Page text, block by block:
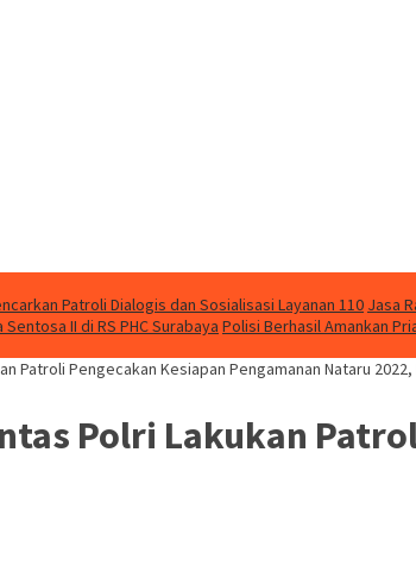
Patroli Dialogis dan Sosialisasi Layanan 110 Jasa
II di RS PHC Surabaya Polisi Berhasil Amankan
Patroli Pengecakan Kesiapan Pengamanan Nataru
Polri Lakukan